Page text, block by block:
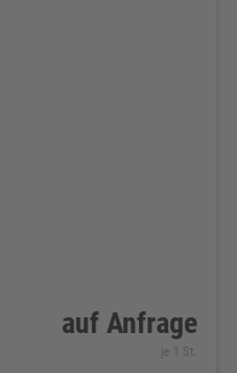
auf Anfrage
je 1 St.